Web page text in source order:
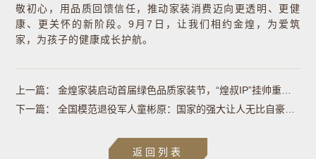
敬初心，用品质回馈信任，推动家装消费迈向更透明、更健
康、更关怀的新阶段。9月7日，让我们相约金煌，为爱筑
家，为孩子的健康成长护航。
上一篇：
下一篇：
返回列表